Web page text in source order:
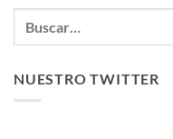
NUESTRO TWITTER